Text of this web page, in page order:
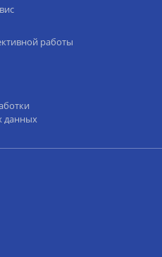
работы
данных